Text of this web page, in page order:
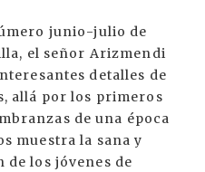
junio-julio de
el señor Arizmendi
detalles de
allá por los primeros
de una época
muestra la sana y
los jóvenes de